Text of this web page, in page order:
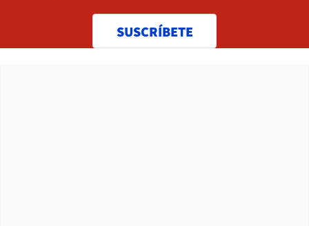
SUSCRÍBETE